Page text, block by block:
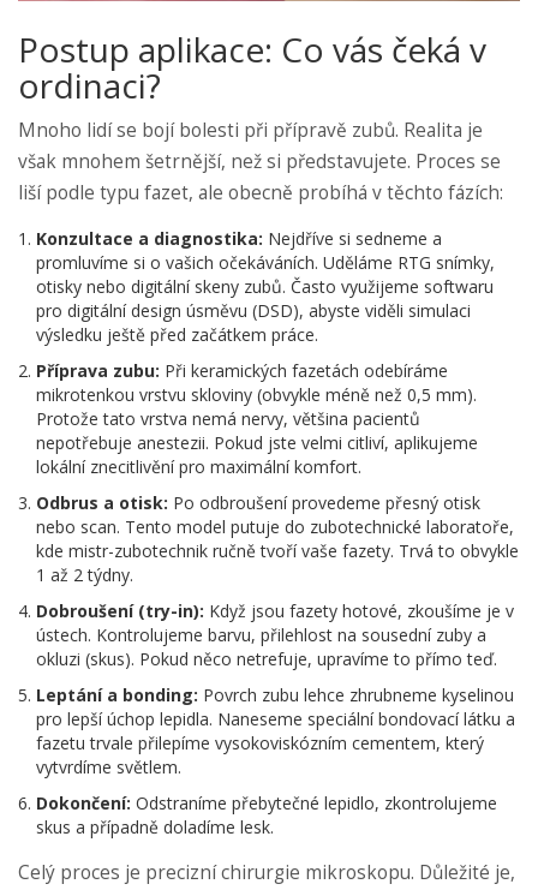
Postup aplikace: Co vás čeká v
ordinaci?
Mnoho lidí se bojí bolesti při přípravě zubů. Realita je
však mnohem šetrnější, než si představujete. Proces se
liší podle typu fazet, ale obecně probíhá v těchto fázích:
Konzultace a diagnostika: Nejdříve si sedneme a
promluvíme si o vašich očekáváních. Uděláme RTG snímky,
otisky nebo digitální skeny zubů. Často využijeme softwaru
pro digitální design úsměvu (DSD), abyste viděli simulaci
výsledku ještě před začátkem práce.
Příprava zubu: Při keramických fazetách odebíráme
mikrotenkou vrstvu skloviny (obvykle méně než 0,5 mm).
Protože tato vrstva nemá nervy, většina pacientů
nepotřebuje anestezii. Pokud jste velmi citliví, aplikujeme
lokální znecitlivění pro maximální komfort.
Odbrus a otisk: Po odbroušení provedeme přesný otisk
nebo scan. Tento model putuje do zubotechnické laboratoře,
kde mistr-zubotechnik ručně tvoří vaše fazety. Trvá to obvykle
1 až 2 týdny.
Dobroušení (try-in): Když jsou fazety hotové, zkoušíme je v
ústech. Kontrolujeme barvu, přilehlost na sousední zuby a
okluzi (skus). Pokud něco netrefuje, upravíme to přímo teď.
Leptání a bonding: Povrch zubu lehce zhrubneme kyselinou
pro lepší úchop lepidla. Naneseme speciální bondovací látku a
fazetu trvale přilepíme vysokoviskózním cementem, který
vytvrdíme světlem.
Dokončení: Odstraníme přebytečné lepidlo, zkontrolujeme
skus a případně doladíme lesk.
Celý proces je precizní chirurgie mikroskopu. Důležité je,